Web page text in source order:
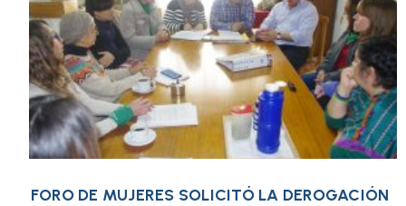
EL FORO DE MUJERES SOLICITÓ LA DEROGACIÓN